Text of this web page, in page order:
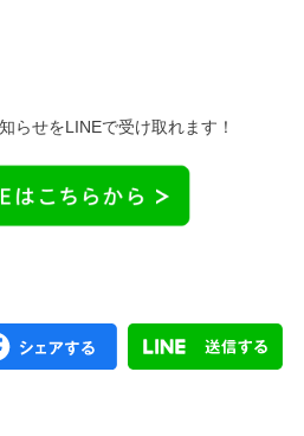
らせをLINEで受け取れます！